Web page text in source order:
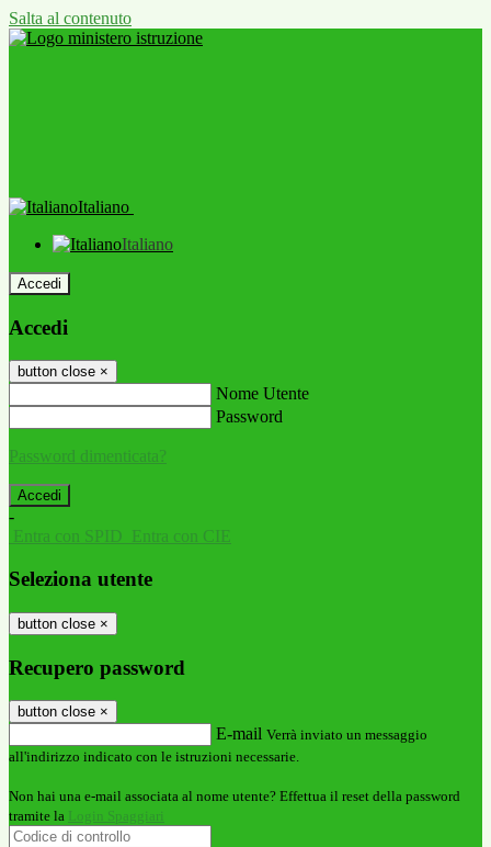
Salta al contenuto
Italiano
Italiano
Accedi
Accedi
button close ×
Nome Utente
Password
Password dimenticata?
-
Entra con SPID Entra con CIE
Seleziona utente
button close ×
Recupero password
button close ×
E-mail Verrà inviato un messaggio
all'indirizzo indicato con le istruzioni necessarie.
Non hai una e-mail associata al nome utente? Effettua il reset della password
tramite la Login Spaggiari